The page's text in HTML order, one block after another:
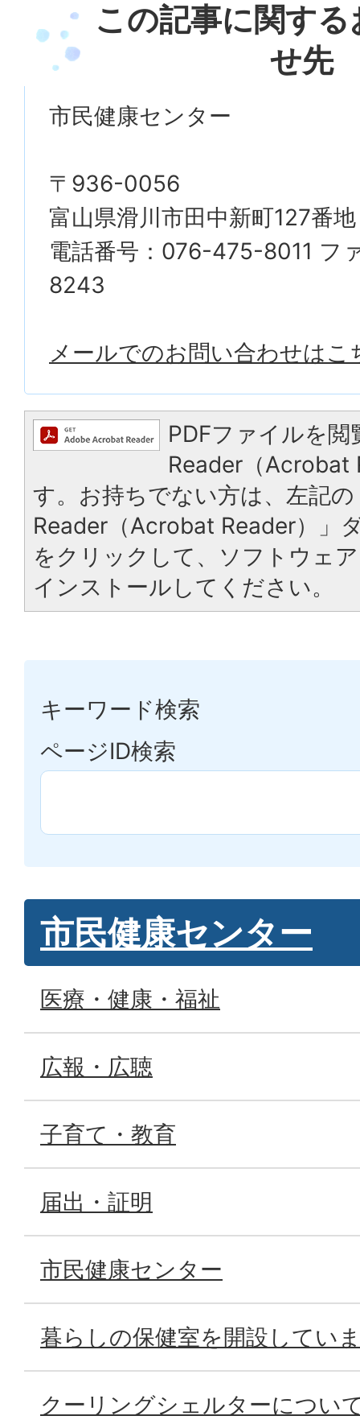
この記事に関す
せ先
市民健康センター
〒936-0056
富山県滑川市田中新町127番地
電話番号：076-475-8011 フ
8243
メールでのお問い合わせはこ
PDFファイルを
Reader（Acrobat
す。お持ちでない方は、左記
Reader（Acrobat Reader）」
をクリックして、ソフトウェ
インストールしてください。
キーワード検索
ページID検索
市民健康センター
医療・健康・福祉
広報・広聴
子育て・教育
届出・証明
市民健康センター
暮らしの保健室を開設してい
クーリングシェルターについ